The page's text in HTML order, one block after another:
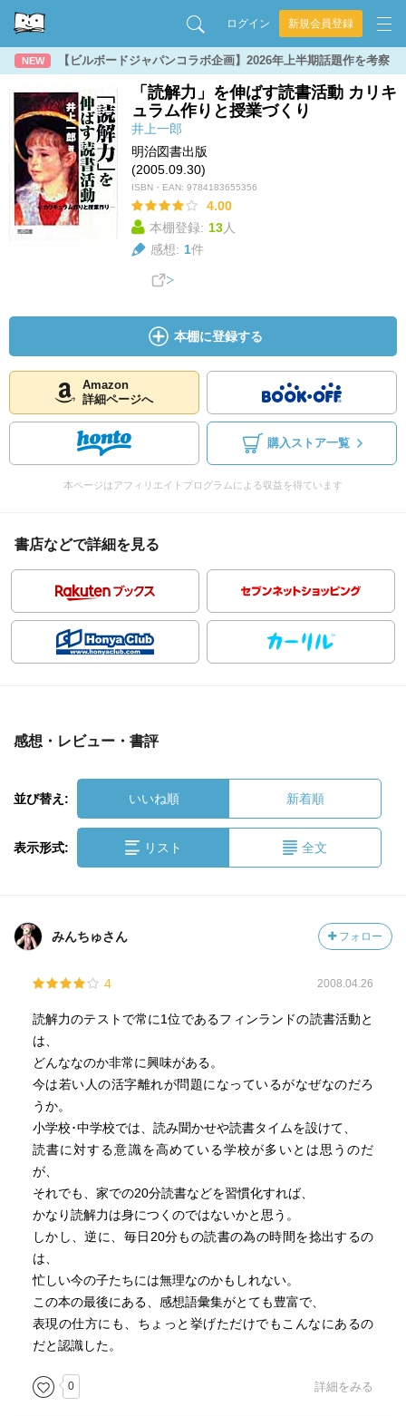
ログイン 新規会員登録
NEW 【ビルボードジャパンコラボ企画】2026年上半期話題作を考察
「読解力」を伸ばす読書活動 カリキ
ュラム作りと授業づくり
井上一郎
明治図書出版
(2005.09.30)
ISBN・EAN: 9784183655356
4.00
本棚登録: 13人
感想: 1件
本棚に登録する
Amazon
詳細ページへ
購入ストア一覧
本ページはアフィリエイトプログラムによる収益を得ています
書店などで詳細を見る
感想・レビュー・書評
並び替え: いいね順 新着順
表示形式: リスト 全文
みんちゅさん フォロー
4 2008.04.26
読解力のテストで常に1位であるフィンランドの読書活動と
は、
どんななのか非常に興味がある。
今は若い人の活字離れが問題になっているがなぜなのだろ
うか。
小学校･中学校では、読み聞かせや読書タイムを設けて、
読書に対する意識を高めている学校が多いとは思うのだ
が、
それでも、家での20分読書などを習慣化すれば、
かなり読解力は身につくのではないかと思う。
しかし、逆に、毎日20分もの読書の為の時間を捻出するの
は、
忙しい今の子たちには無理なのかもしれない。
この本の最後にある、感想語彙集がとても豊富で、
表現の仕方にも、ちょっと挙げただけでもこんなにあるの
だと認識した。
0 詳細をみる